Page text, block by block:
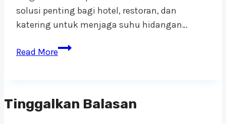
solusi penting bagi hotel, restoran, dan
katering untuk menjaga suhu hidangan…
Read MoreLilin
untuk
Tinggalkan Balasan